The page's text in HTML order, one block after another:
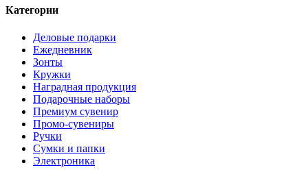
Категории
Деловые подарки
Ежедневник
Зонты
Кружки
Наградная продукция
Подарочные наборы
Премиум сувенир
Промо-сувениры
Ручки
Сумки и папки
Электроника